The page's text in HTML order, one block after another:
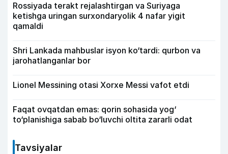
Rossiyada terakt rejalashtirgan va Suriyaga
ketishga uringan surxondaryolik 4 nafar yigit
qamaldi
Shri Lankada mahbuslar isyon ko‘tardi: qurbon va
jarohatlanganlar bor
Lionel Messining otasi Xorxe Messi vafot etdi
Faqat ovqatdan emas: qorin sohasida yog‘
to‘planishiga sabab bo‘luvchi oltita zararli odat
Tavsiyalar